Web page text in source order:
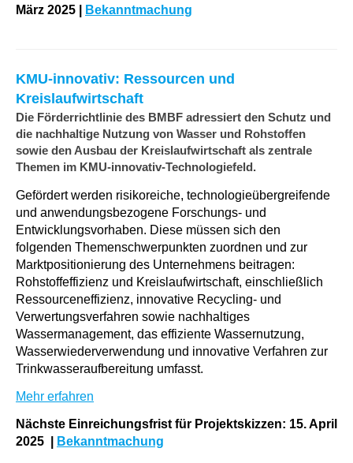
März 2025 |
Bekanntmachung
KMU-innovativ: Ressourcen und
Kreislaufwirtschaft
Die Förderrichtlinie des BMBF adressiert den Schutz und
die nachhaltige Nutzung von Wasser und Rohstoffen
sowie den Ausbau der Kreislaufwirtschaft als zentrale
Themen im KMU-innovativ-Technologiefeld.
Gefördert werden risikoreiche, technologieübergreifende
und anwendungsbezogene Forschungs- und
Entwicklungsvorhaben. Diese müssen sich den
folgenden Themenschwerpunkten zuordnen und zur
Marktpositionierung des Unternehmens beitragen:
Rohstoffeffizienz und Kreislaufwirtschaft, einschließlich
Ressourceneffizienz, innovative Recycling- und
Verwertungsverfahren sowie nachhaltiges
Wassermanagement, das effiziente Wassernutzung,
Wasserwiederverwendung und innovative Verfahren zur
Trinkwasseraufbereitung umfasst.
Mehr erfahren
Nächste Einreichungsfrist für Projektskizzen: 15. April
2025 |
Bekanntmachung